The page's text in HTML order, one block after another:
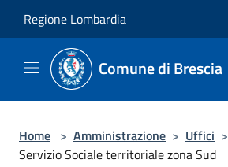
Regione Lombardia
Comune di Brescia
Home > Amministrazione > Uffici >
Servizio Sociale territoriale zona Sud